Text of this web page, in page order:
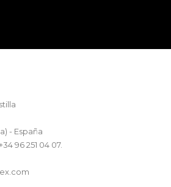
- España
96 251 04 07.